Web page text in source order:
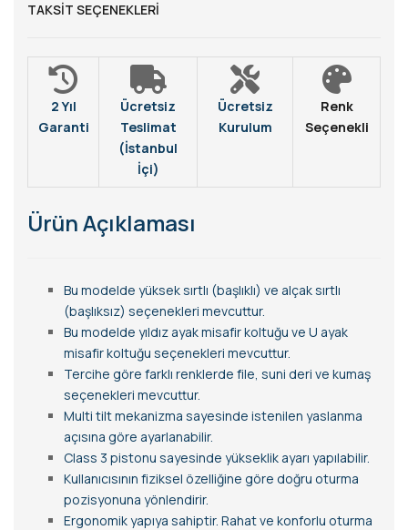
TAKSIT SEÇENEKLERI
2 Yıl
Garanti
Ücretsiz
Teslimat
(İstanbul
İçi)
Ücretsiz
Kurulum
Renk
Seçenekli
Ürün Açıklaması
Bu modelde yüksek sırtlı (başlıklı) ve alçak sırtlı
(başlıksız) seçenekleri mevcuttur.
Bu modelde yıldız ayak misafir koltuğu ve U ayak
misafir koltuğu seçenekleri mevcuttur.
Tercihe göre farklı renklerde file, suni deri ve kumaş
seçenekleri mevcuttur.
Multi tilt mekanizma sayesinde istenilen yaslanma
açısına göre ayarlanabilir.
Class 3 pistonu sayesinde yükseklik ayarı yapılabilir.
Kullanıcısının fiziksel özelliğine göre doğru oturma
pozisyonuna yönlendirir.
Ergonomik yapıya sahiptir. Rahat ve konforlu oturma